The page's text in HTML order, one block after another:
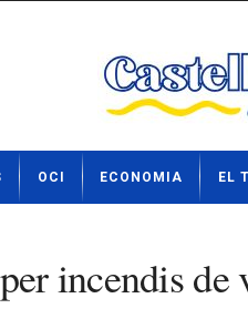
OCI ECONOMIA EL
incendis